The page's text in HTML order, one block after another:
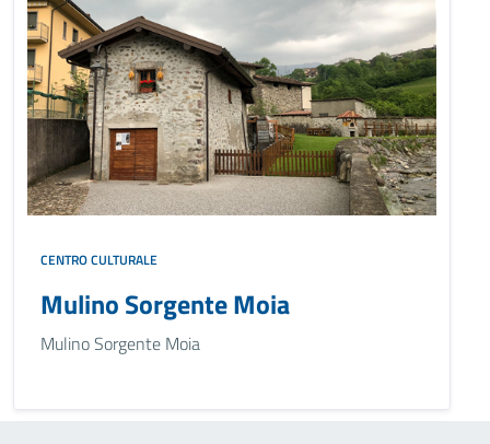
CENTRO CULTURALE
Mulino Sorgente Moia
Mulino Sorgente Moia